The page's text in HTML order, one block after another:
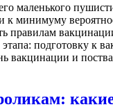
маленького
к минимуму
правилам
подготовку к
вакцинации и